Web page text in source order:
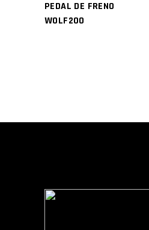
PEDAL DE FRENO
WOLF200